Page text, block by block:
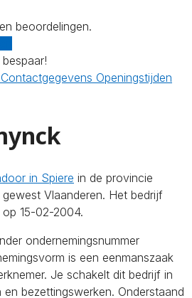
beoordelingen.
Contactgegevens Openingstijden
in Spiere in de provincie
Vlaanderen. Het bedrijf
15-02-2004.
ondernemingsnummer
is een eenmanszaak
Je schakelt dit bedrijf in
bezettingswerken. Onderstaand